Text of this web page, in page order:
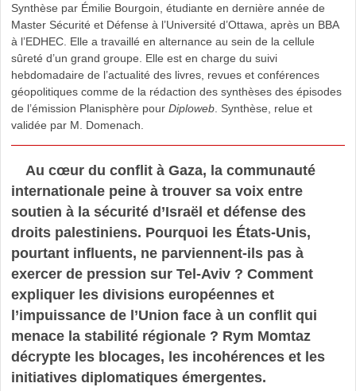
Synthèse par Émilie Bourgoin, étudiante en dernière année de
Master Sécurité et Défense à l’Université d’Ottawa, après un BBA
à l’EDHEC. Elle a travaillé en alternance au sein de la cellule
sûreté d’un grand groupe. Elle est en charge du suivi
hebdomadaire de l’actualité des livres, revues et conférences
géopolitiques comme de la rédaction des synthèses des épisodes
de l’émission Planisphère pour Diploweb. Synthèse, relue et
validée par M. Domenach.
Au cœur du conflit à Gaza, la communauté
internationale peine à trouver sa voix entre
soutien à la sécurité d’Israël et défense des
droits palestiniens. Pourquoi les États-Unis,
pourtant influents, ne parviennent-ils pas à
exercer de pression sur Tel-Aviv ? Comment
expliquer les divisions européennes et
l’impuissance de l’Union face à un conflit qui
menace la stabilité régionale ? Rym Momtaz
décrypte les blocages, les incohérences et les
initiatives diplomatiques émergentes.